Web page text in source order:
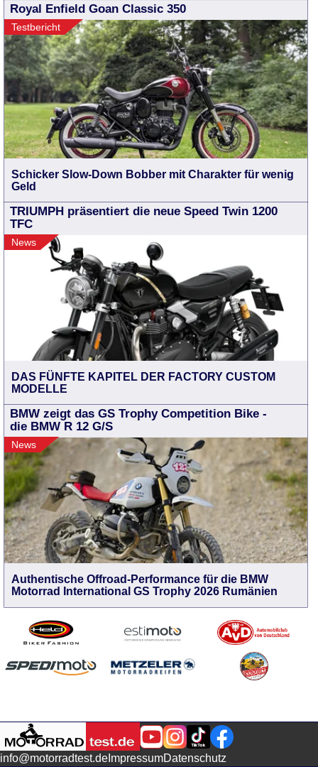
Royal Enfield Goan Classic 350
Testbericht
Schicker Slow-Down Bobber mit Charakter für wenig
Geld
TRIUMPH präsentiert die neue Speed Twin 1200
TFC
News
DAS FÜNFTE KAPITEL DER FACTORY CUSTOM
MODELLE
BMW zeigt das GS Trophy Competition Bike -
die BMW R 12 G/S
News
Authentische Offroad-Performance für die BMW
Motorrad International GS Trophy 2026 Rumänien
info@motorradtest.de ImpressumDatenschutz